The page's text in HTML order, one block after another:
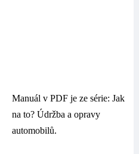
Manuál v PDF je ze série: Jak
na to? Údržba a opravy
automobilů.